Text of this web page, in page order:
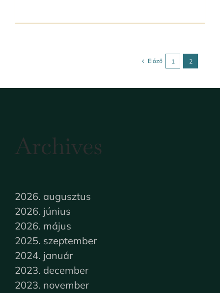
Előző 1 2
Archives
2026. augusztus
2026. június
2026. május
2025. szeptember
2024. január
2023. december
2023. november